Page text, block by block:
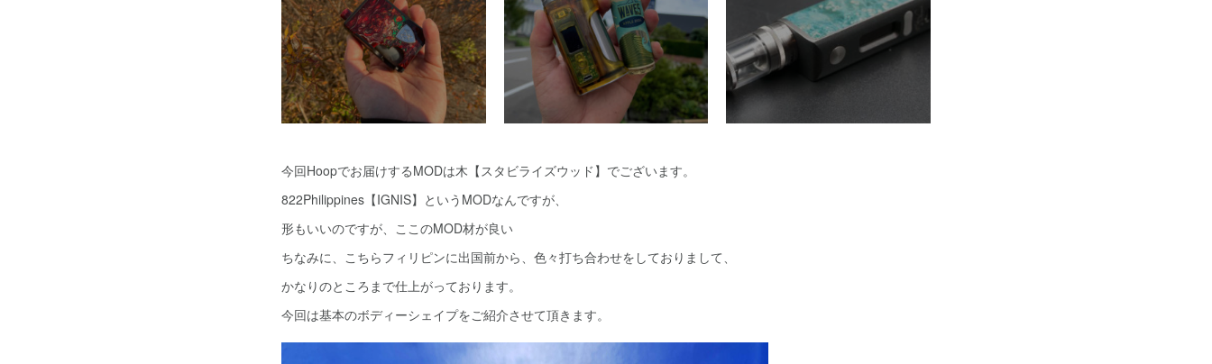
今回Hoopでお届けするMODは木【スタビライズウッド】でございます。
822Philippines【IGNIS】というMODなんですが、
形もいいのですが、ここのMOD材が良い
ちなみに、こちらフィリピンに出国前から、色々打ち合わせをしておりまして、
かなりのところまで仕上がっております。
今回は基本のボディーシェイプをご紹介させて頂きます。